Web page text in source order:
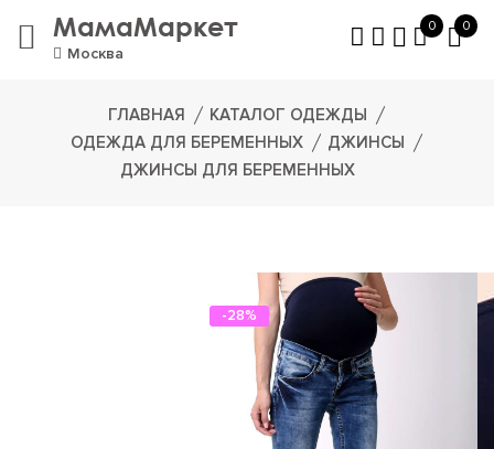
МамаМаркет
Москва
0 0
ГЛАВНАЯ
КАТАЛОГ ОДЕЖДЫ
ОДЕЖДА ДЛЯ БЕРЕМЕННЫХ
ДЖИНСЫ
ДЖИНСЫ ДЛЯ БЕРЕМЕННЫХ
-28%